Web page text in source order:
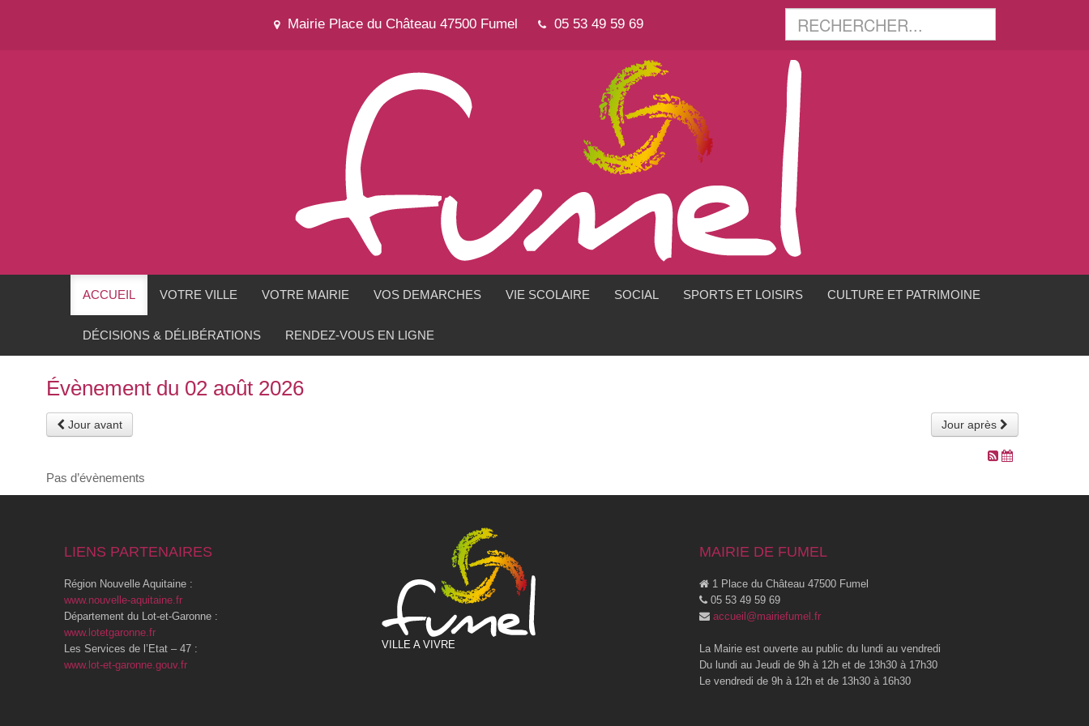
Mairie Place du Château 47500 Fumel 05 53 49 59 69
ACCUEIL VOTRE VILLE VOTRE MAIRIE VOS DEMARCHES VIE SCOLAIRE SOCIAL SPORTS ET LOISIRS CULTURE ET PATRIMOINE
DÉCISIONS & DÉLIBÉRATIONS RENDEZ-VOUS EN LIGNE
Évènement du 02 août 2026
Jour avant Jour après
Pas d’évènements
LIENS PARTENAIRES
Région Nouvelle Aquitaine :
www.nouvelle-aquitaine.fr
Département du Lot-et-Garonne :
www.lotetgaronne.fr
Les Services de l’Etat – 47 :
www.lot-et-garonne.gouv.fr
VILLE A VIVRE
MAIRIE DE FUMEL
1 Place du Château 47500 Fumel
05 53 49 59 69
accueil@mairiefumel.fr
La Mairie est ouverte au public du lundi au vendredi
Du lundi au Jeudi de 9h à 12h et de 13h30 à 17h30
Le vendredi de 9h à 12h et de 13h30 à 16h30